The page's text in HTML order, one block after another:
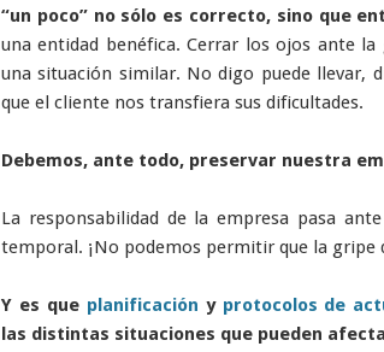
“un poco” no sólo es correcto, sino que
una entidad benéfica. Cerrar los ojos ante
una situación similar. No digo puede llevar,
que el cliente nos transfiera sus dificultades.
Debemos, ante todo, preservar nuestra
La responsabilidad de la empresa pasa
temporal. ¡No podemos permitir que la gripe
Y es que planificación y protocolos de
las distintas situaciones que pueden